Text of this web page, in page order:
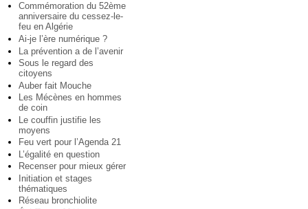
Commémoration du 52ème
anniversaire du cessez-le-
feu en Algérie
Ai-je l’ère numérique ?
La prévention a de l’avenir
Sous le regard des
citoyens
Auber fait Mouche
Les Mécènes en hommes
de coin
Le couffin justifie les
moyens
Feu vert pour l’Agenda 21
L’égalité en question
Recenser pour mieux gérer
Initiation et stages
thématiques
Réseau bronchiolite